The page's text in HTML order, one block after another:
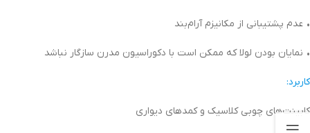
• عدم پشتیبانی از مکانیزم آرام‌بند
• نمایان بودن لولا که ممکن است با دکوراسیون مدرن سازگار نباشد
کاربرد:
کابینت‌های چوبی کلاسیک و کمدهای دیواری